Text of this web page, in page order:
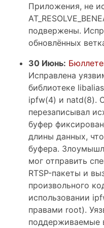
Приложения, не
подвержены.
обновлённых
30 Июнь:
Исправлена
библиотеке
ipfw(4) и natd(8).
перезаписывал
буфер
длины данных,
буфера.
мог отправить
RTSP-пакеты и
произвольного
использовании
правами root).
поддерживаемые